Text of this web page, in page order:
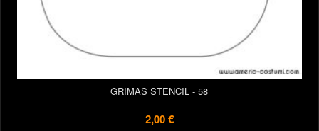
GRIMAS STENCIL - 58
2,00 €